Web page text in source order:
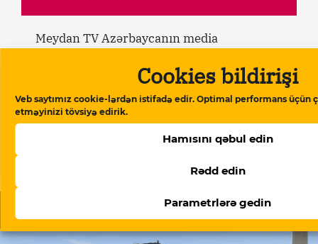
Cookies bildirişi
Veb saytımız cookie-lərdən istifadə edir. Optimal performans üçün
etməyinizi tövsiyə edirik.
Hamısını qəbul edin
Rədd edin
Parametrlərə gedin
Meydan TV Azərbaycanın media
davamlı olması üçün sizin də köməyinizə
ehtiyacımız var. Meydan TV-yə aylıq və ya
birdəfəlik yardımlarla dəstək olun.